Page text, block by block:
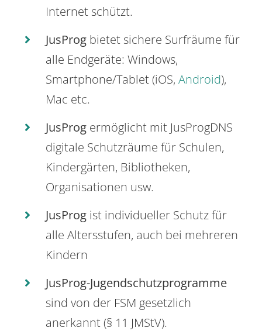
Internet schützt.
JusProg bietet sichere Surfräume für
alle Endgeräte: Windows,
Smartphone/Tablet (iOS, Android),
Mac etc.
JusProg ermöglicht mit JusProgDNS
digitale Schutzräume für Schulen,
Kindergärten, Bibliotheken,
Organisationen usw.
JusProg ist individueller Schutz für
alle Altersstufen, auch bei mehreren
Kindern
JusProg-Jugendschutzprogramme
sind von der FSM gesetzlich
anerkannt (§ 11 JMStV).